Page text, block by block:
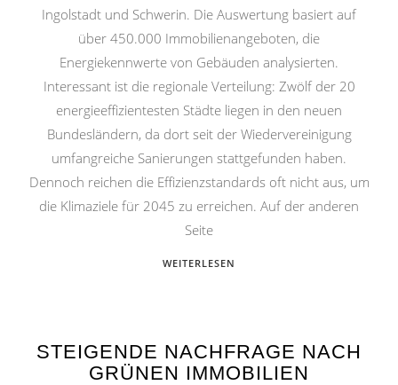
Ingolstadt und Schwerin. Die Auswertung basiert auf
über 450.000 Immobilienangeboten, die
Energiekennwerte von Gebäuden analysierten.
Interessant ist die regionale Verteilung: Zwölf der 20
energieeffizientesten Städte liegen in den neuen
Bundesländern, da dort seit der Wiedervereinigung
umfangreiche Sanierungen stattgefunden haben.
Dennoch reichen die Effizienzstandards oft nicht aus, um
die Klimaziele für 2045 zu erreichen. Auf der anderen
Seite
WEITERLESEN
STEIGENDE NACHFRAGE NACH
GRÜNEN IMMOBILIEN